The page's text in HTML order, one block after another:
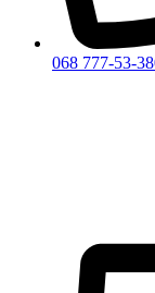
068 777-53-38